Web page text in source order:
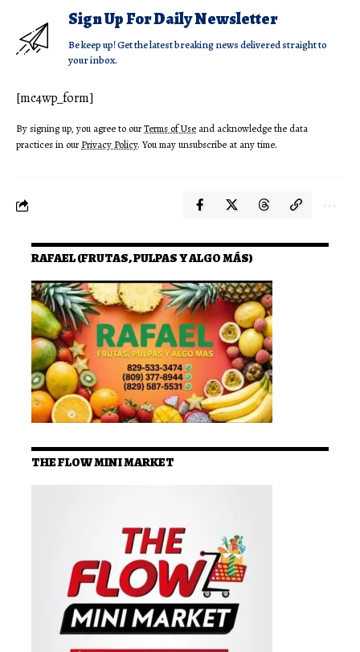
Sign Up For Daily Newsletter
Be keep up! Get the latest breaking news delivered straight to
your inbox.
[mc4wp_form]
By signing up, you agree to ourTerms of Use and acknowledge the data
practices in ourPrivacy Policy. You may unsubscribe at any time.
RAFAEL (FRUTAS, PULPAS Y ALGO MÁS)
THE FLOW MINI MARKET